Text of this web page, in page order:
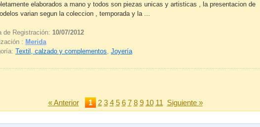
elaborados a mano y todos son piezas unicas y artisticas , la presentacion de
varian segun la coleccion , temporada y la ...
de Registración: 10/07/2012
: Merida
Textil, calzado y complementos, Joyería
« Anterior 1 2 3 4 5 6 7 8 9 10 11 Siguiente »